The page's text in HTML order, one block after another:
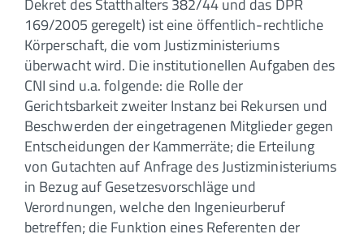
Dekret des Statthalters 382/44 und das DPR
169/2005 geregelt) ist eine öffentlich-rechtliche
Körperschaft, die vom Justizministeriums
überwacht wird. Die institutionellen Aufgaben des
CNI sind u.a. folgende: die Rolle der
Gerichtsbarkeit zweiter Instanz bei Rekursen und
Beschwerden der eingetragenen Mitglieder gegen
Entscheidungen der Kammerräte; die Erteilung
von Gutachten auf Anfrage des Justizministeriums
in Bezug auf Gesetzesvorschläge und
Verordnungen, welche den Ingenieurberuf
betreffen; die Funktion eines Referenten der